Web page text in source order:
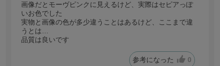
画像だとモーヴピンクに見えるけど、実際はセピアっぽ
いお色でした
実物と画像の色が多少違うことはあるけど、ここまで違
うとは…
品質は良いです
参考になった 0